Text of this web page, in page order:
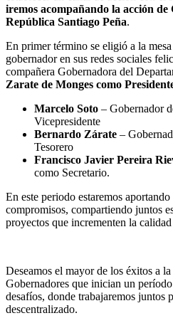
iremos acompañando la acción
República Santiago Peña.
En primer término se eligió a la
gobernador en sus redes sociales
compañera Gobernadora del
Zarate de Monges como
Marcelo Soto – Gobernador
Vicepresidente
Bernardo Zárate –
Tesorero
Francisco Javier Pereira
como Secretario.
En este periodo estaremos
compromisos, compartiendo juntos
proyectos que incrementen la
Deseamos el mayor de los éxitos a
Gobernadores que inician un
desafíos, donde trabajaremos juntos
descentralizado.